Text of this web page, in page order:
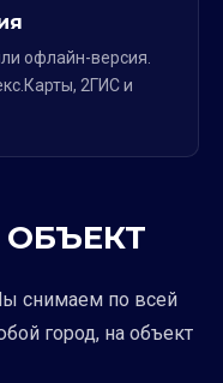
офлайн-версия.
2ГИС и
снимаем по всей
город, на объект